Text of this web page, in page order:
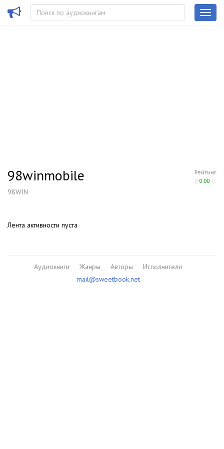
Рейтинг
0.00
98winmobile
98WIN
Лента активности пуста
Аудиокниги Жанры Авторы
Исполнители
mail@sweetbook.net